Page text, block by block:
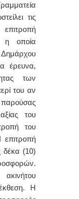
τις
η οποία
έρευνα,
των
του αν
του
του
δέκα (10)
Η